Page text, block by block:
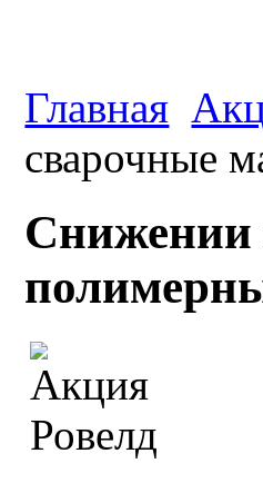
Главная
сварочные
Снижении